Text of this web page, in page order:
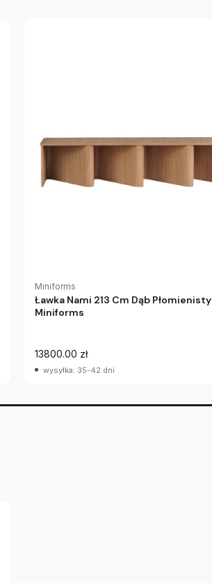
Miniforms
Ławka Nami 213 Cm Dąb Płomienisty
Miniforms
13800.00 zł
wysyłka: 35-42 dni